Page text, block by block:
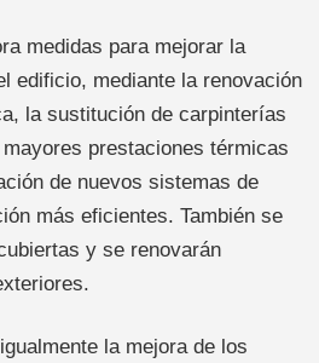
medidas para mejorar la
edificio, mediante la renovación
la sustitución de carpinterías
prestaciones térmicas
de nuevos sistemas de
más eficientes. También se
y se renovarán
la mejora de los